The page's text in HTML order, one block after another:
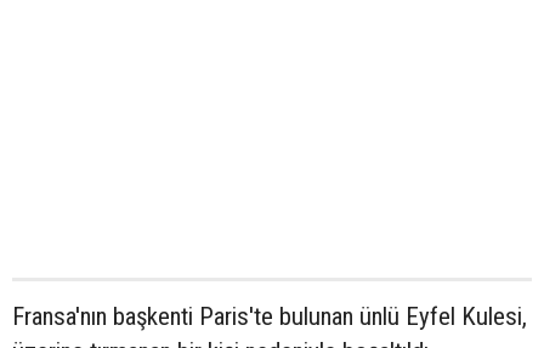
Fransa'nın başkenti Paris'te bulunan ünlü Eyfel Kulesi,